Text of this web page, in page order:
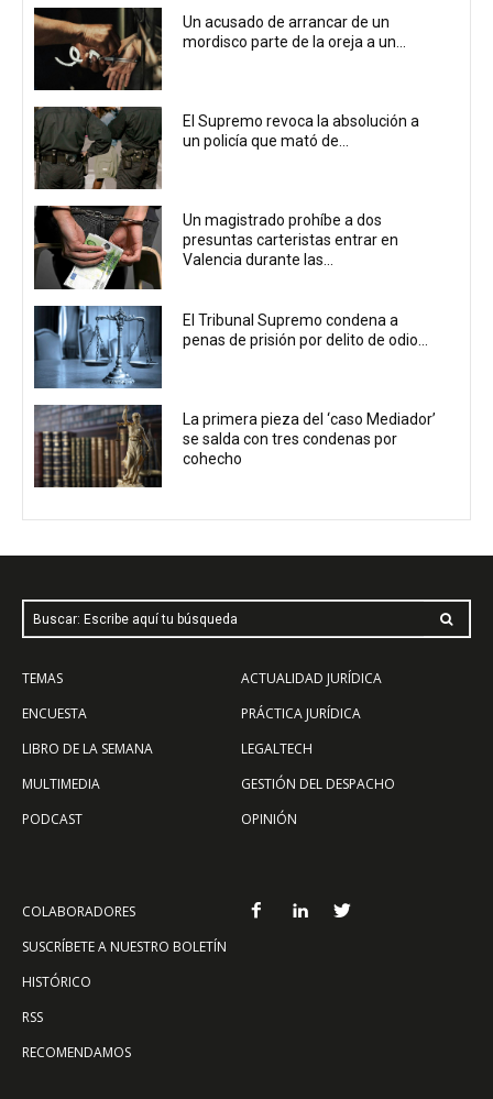
Un acusado de arrancar de un
mordisco parte de la oreja a un...
El Supremo revoca la absolución a
un policía que mató de...
Un magistrado prohíbe a dos
presuntas carteristas entrar en
Valencia durante las...
El Tribunal Supremo condena a
penas de prisión por delito de odio...
La primera pieza del ‘caso Mediador’
se salda con tres condenas por
cohecho
Buscar: Escribe aquí tu búsqueda
TEMAS
ENCUESTA
LIBRO DE LA SEMANA
MULTIMEDIA
PODCAST
ACTUALIDAD JURÍDICA
PRÁCTICA JURÍDICA
LEGALTECH
GESTIÓN DEL DESPACHO
OPINIÓN
COLABORADORES
SUSCRÍBETE A NUESTRO BOLETÍN
HISTÓRICO
RSS
RECOMENDAMOS